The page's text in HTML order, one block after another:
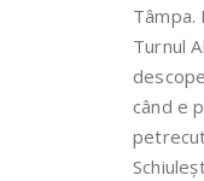
Tâmpa.
Turnul
când e